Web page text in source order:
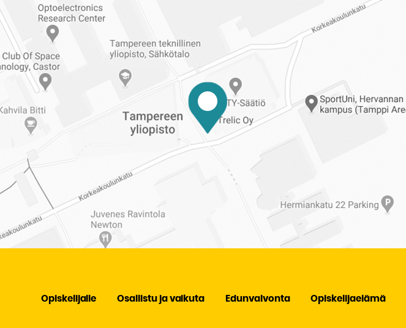
Opiskelijalle Osallistu ja vaikuta Edunvalvonta Opiskelijaelämä